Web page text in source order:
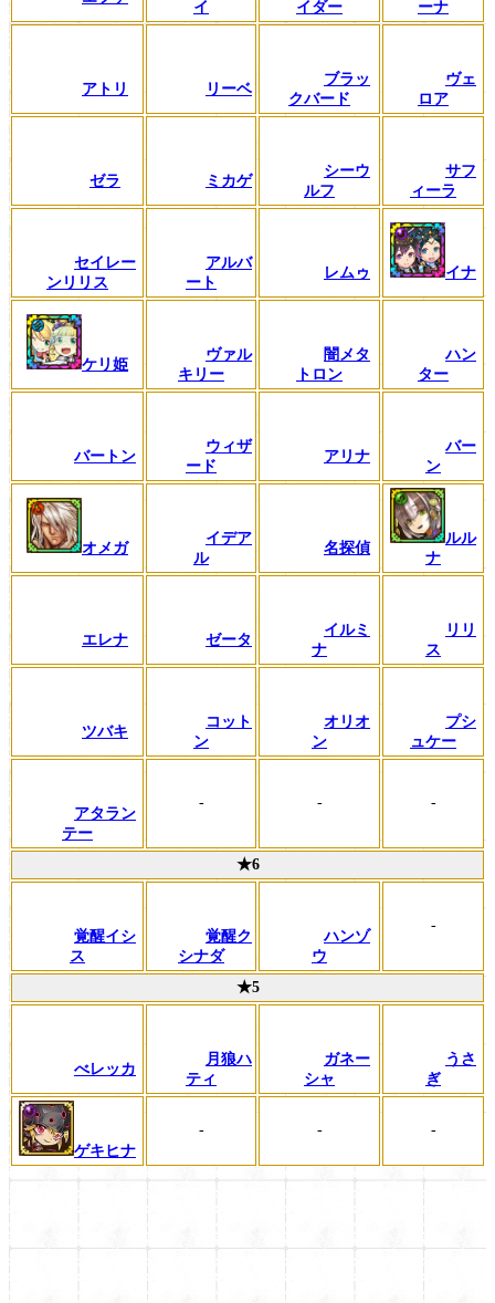
イ
イダー
ーナ
アトリ リーベ
ブラッ
クバード
ヴェ
ロア
ゼラ ミカゲ
シーウ
ルフ
サフ
ィーラ
セイレー
ンリリス
アルバ
ート
レムゥ イナ
ケリ姫
ヴァル
キリー
闇メタ
トロン
ハン
ター
バートン
ウィザ
ード
アリナ
バー
ン
オメガ
イデア
ル
名探偵
ルル
ナ
エレナ ゼータ
イルミ
ナ
リリ
ス
ツバキ
コット
ン
オリオ
ン
プシ
ュケー
アタラン
テー
- - -
★6
覚醒イシ
ス
覚醒ク
シナダ
ハンゾ
ウ
-
★5
べレッカ
月狼ハ
ティ
ガネー
シャ
うさ
ぎ
ゲキヒナ
- - -